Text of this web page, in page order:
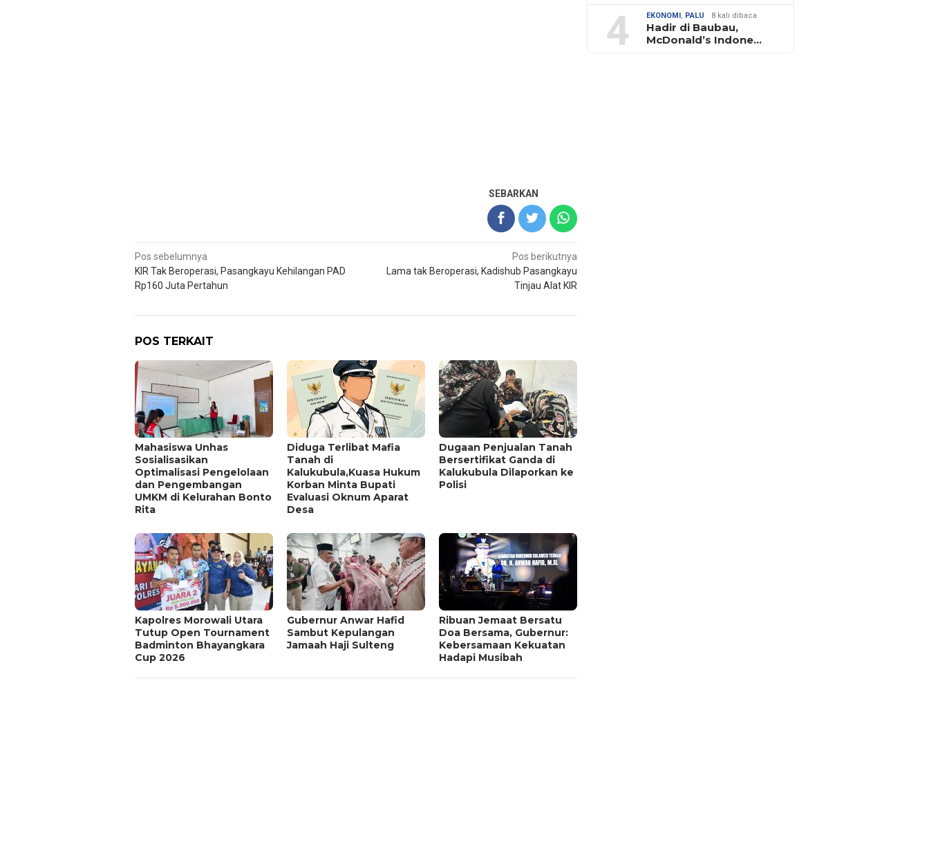
SEBARKAN
Navigasi
pos
Pos sebelumnya
KIR Tak Beroperasi, Pasangkayu Kehilangan PAD
Rp160 Juta Pertahun
Pos berikutnya
Lama tak Beroperasi, Kadishub Pasangkayu
Tinjau Alat KIR
POS TERKAIT
Mahasiswa Unhas
Sosialisasikan
Optimalisasi Pengelolaan
dan Pengembangan
UMKM di Kelurahan Bonto
Rita
Diduga Terlibat Mafia
Tanah di
Kalukubula,Kuasa Hukum
Korban Minta Bupati
Evaluasi Oknum Aparat
Desa
Dugaan Penjualan Tanah
Bersertifikat Ganda di
Kalukubula Dilaporkan ke
Polisi
Kapolres Morowali Utara
Tutup Open Tournament
Badminton Bhayangkara
Cup 2026
Gubernur Anwar Hafid
Sambut Kepulangan
Jamaah Haji Sulteng
Ribuan Jemaat Bersatu
Doa Bersama, Gubernur:
Kebersamaan Kekuatan
Hadapi Musibah
4 EKONOMI , PALU 8 kali dibaca
Hadir di Baubau,
McDonald’s Indone…